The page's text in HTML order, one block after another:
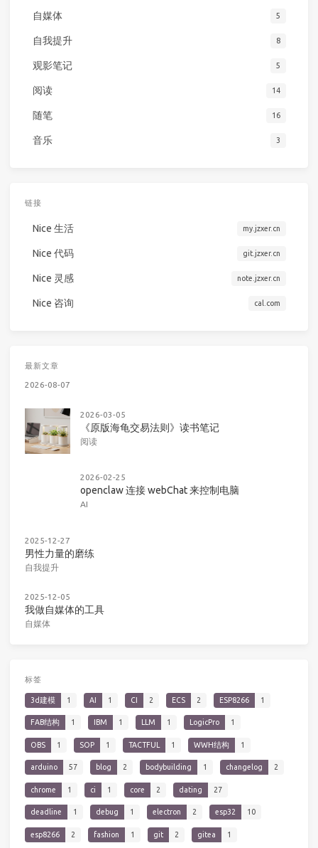
自媒体 5
自我提升 8
观影笔记 5
阅读 14
随笔 16
音乐 3
链接
Nice 生活 my.jzxer.cn
Nice 代码 git.jzxer.cn
Nice 灵感 note.jzxer.cn
Nice 咨询 cal.com
最新文章
2026-08-07
2026-03-05
《原版海龟交易法则》读书笔记
阅读
2026-02-25
openclaw 连接 webChat 来控制电脑
AI
2025-12-27
男性力量的磨练
自我提升
2025-12-05
我做自媒体的工具
自媒体
标签
3d建模 1 AI 1 CI 2 ECS 2 ESP8266 1
FAB结构 1 IBM 1 LLM 1 LogicPro 1
OBS 1 SOP 1 TACTFUL 1 WWH结构 1
arduino 57 blog 2 bodybuilding 1 changelog 2
chrome 1 ci 1 core 2 dating 27
deadline 1 debug 1 electron 2 esp32 10
esp8266 2 fashion 1 git 2 gitea 1